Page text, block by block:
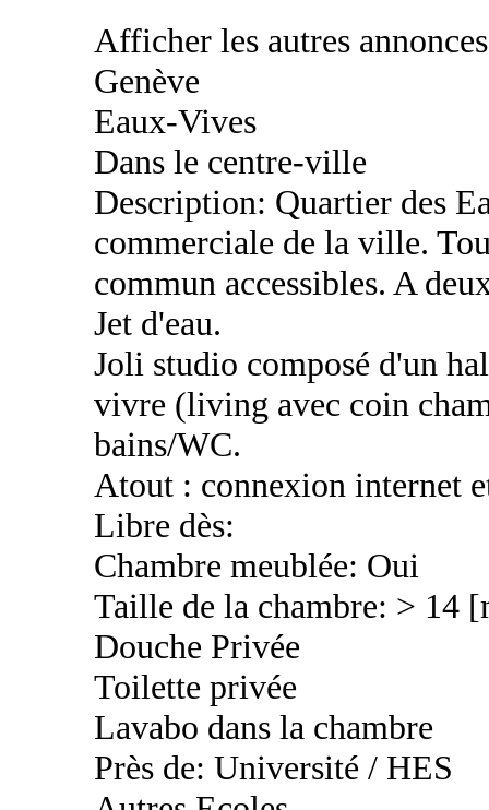
Afficher les autres
Genève
Eaux-Vives
Dans le centre-ville
Description: Quartier des
commerciale de la ville.
commun accessibles. A
Jet d'eau.
Joli studio composé d'un
vivre (living avec coin
bains/WC.
Atout : connexion internet
Libre dès:
Chambre meublée: Oui
Taille de la chambre: > 14
Douche Privée
Toilette privée
Lavabo dans la chambre
Près de: Université / HES